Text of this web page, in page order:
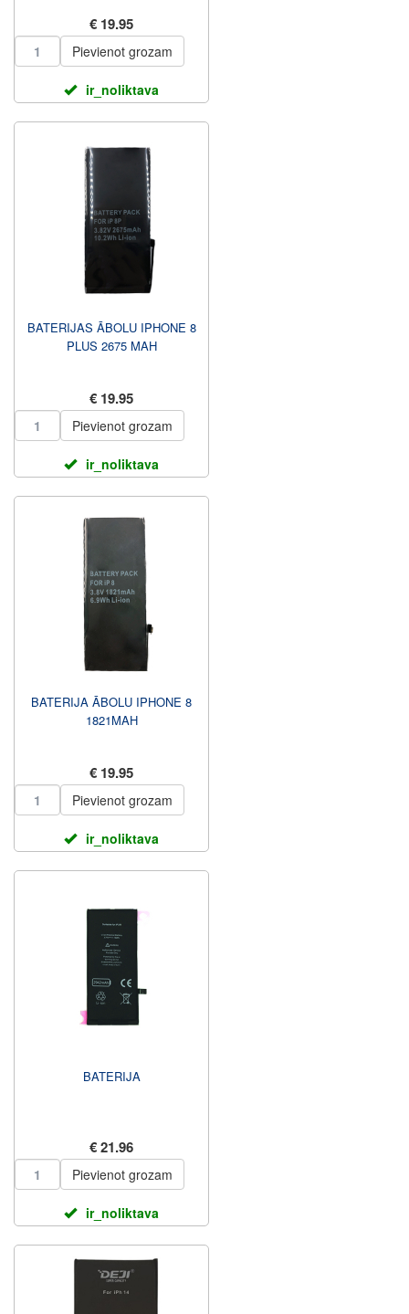
€ 19.95
Pievienot grozam
ir_noliktava
BATERIJAS ĀBOLU IPHONE 8
PLUS 2675 MAH
€ 19.95
Pievienot grozam
ir_noliktava
BATERIJA ĀBOLU IPHONE 8
1821MAH
€ 19.95
Pievienot grozam
ir_noliktava
BATERIJA
€ 21.96
Pievienot grozam
ir_noliktava